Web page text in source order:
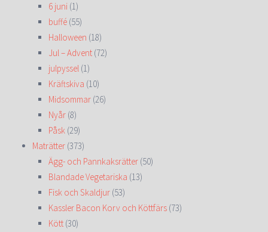
6 juni (1)
buffé (55)
Halloween (18)
Jul – Advent (72)
julpyssel (1)
Kräftskiva (10)
Midsommar (26)
Nyår (8)
Påsk (29)
Maträtter (373)
Ägg- och Pannkaksrätter (50)
Blandade Vegetariska (13)
Fisk och Skaldjur (53)
Kassler Bacon Korv och Köttfärs (73)
Kött (30)